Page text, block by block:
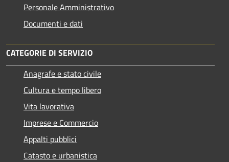
Personale Amministrativo
Documenti e dati
CATEGORIE DI SERVIZIO
Anagrafe e stato civile
Cultura e tempo libero
Vita lavorativa
Imprese e Commercio
Appalti pubblici
Catasto e urbanistica